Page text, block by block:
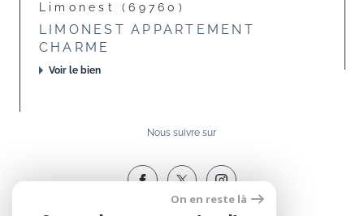
Limonest (69760)
LIMONEST APPARTEMENT
CHARME
Voir le bien
Nous suivre sur
On en reste là